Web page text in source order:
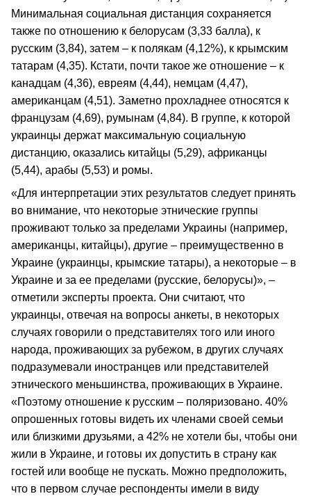
Минимальная социальная дистанция сохраняется
также по отношению к белорусам (3,33 балла), к
русским (3,84), затем – к полякам (4,12%), к крымским
татарам (4,35). Кстати, почти такое же отношение – к
канадцам (4,36), евреям (4,44), немцам (4,47),
американцам (4,51). Заметно прохладнее относятся к
французам (4,69), румынам (4,84). В группе, к которой
украинцы держат максимальную социальную
дистанцию, оказались китайцы (5,29), африканцы
(5,44), арабы (5,53) и ромы.
«Для интерпретации этих результатов следует принять
во внимание, что некоторые этнические группы
проживают только за пределами Украины (например,
американцы, китайцы), другие – преимущественно в
Украине (украинцы, крымские татары), а некоторые – в
Украине и за ее пределами (русские, белорусы)», –
отметили эксперты проекта. Они считают, что
украинцы, отвечая на вопросы анкеты, в некоторых
случаях говорили о представителях того или иного
народа, проживающих за рубежом, в других случаях
подразумевали иностранцев или представителей
этнического меньшинства, проживающих в Украине.
«Поэтому отношение к русским – поляризовано. 40%
опрошенных готовы видеть их членами своей семьи
или близкими друзьями, а 42% не хотели бы, чтобы они
жили в Украине, и готовы их допустить в страну как
гостей или вообще не пускать. Можно предположить,
что в первом случае респонденты имели в виду